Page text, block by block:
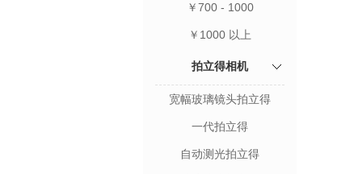
￥700 - 1000
￥1000 以上
拍立得相机
宽幅玻璃镜头拍立得
一代拍立得
自动测光拍立得